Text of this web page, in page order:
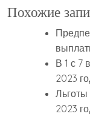
Похожие
В 1 с 7
2023
Льготы
2023